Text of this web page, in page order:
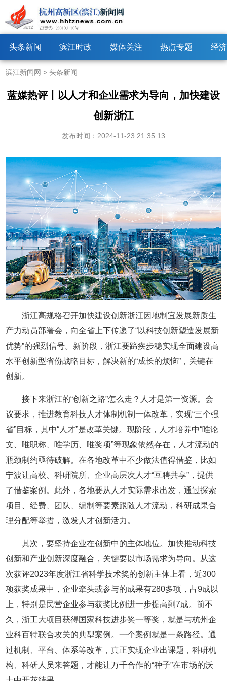
头条新闻 滨江时政 媒体关注 热点专题 经
滨江新闻网 >头条新闻
蓝媒热评丨以人才和企业需求为导向，加快建设
创新浙江
发布时间：2024-11-23 21:35:13
浙江高规格召开加快建设创新浙江因地制宜发展新质生
产力动员部署会，向全省上下传递了“以科技创新塑造发展新
优势”的强烈信号。新阶段，浙江要蹄疾步稳实现全面建设高
水平创新型省份战略目标，解决新的“成长的烦恼”，关键在
创新。
接下来浙江的“创新之路”怎么走？人才是第一资源。会
议要求，推进教育科技人才体制机制一体改革，实现“三个强
省”目标，其中“人才”是改革关键。现阶段，人才培养中“唯论
文、唯职称、唯学历、唯奖项”等现象依然存在，人才流动的
瓶颈制约亟待破解。在各地改革中不少做法值得借鉴，比如
宁波让高校、科研院所、企业高层次人才“互聘共享”，提供
了借鉴案例。此外，各地要从人才实际需求出发，通过探索
项目、经费、团队、编制等要素跟随人才流动，科研成果合
理分配等举措，激发人才创新活力。
其次，要坚持企业在创新中的主体地位。加快推动科技
创新和产业创新深度融合，关键要以市场需求为导向。从这
次获评2023年度浙江省科学技术奖的创新主体上看，近300
项获奖成果中，企业牵头或参与的成果有280多项，占9成以
上，特别是民营企业参与获奖比例进一步提高到7成。前不
久，浙工大项目获得国家科技进步奖一等奖，就是与杭州企
业科百特联合攻关的典型案例。一个案例就是一条路径。通
过机制、平台、体系等改革，真正实现企业出课题，科研机
构、科研人员来答题，才能让万千合作的“种子”在市场的沃